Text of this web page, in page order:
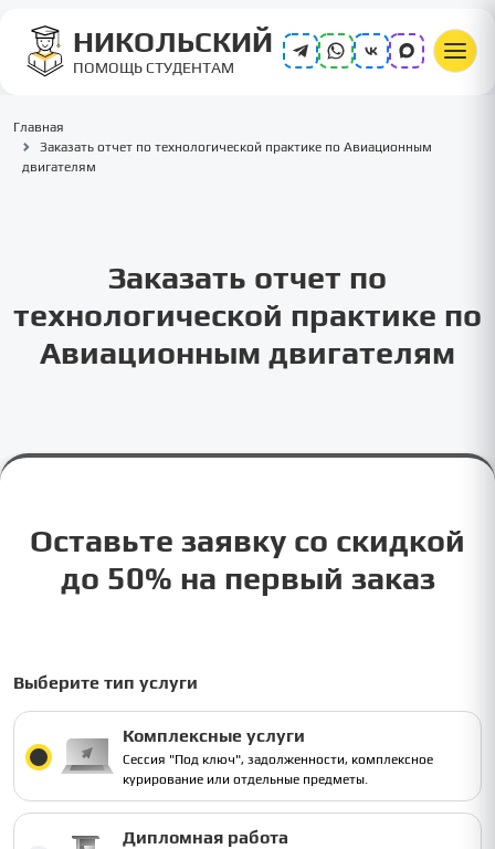
НИКОЛЬСКИЙ
ПОМОЩЬ СТУДЕНТАМ
Главная
Заказать отчет по технологической практике по Авиационным
двигателям
Заказать отчет по
технологической практике по
Авиационным двигателям
Оставьте заявку со скидкой
до 50% на первый заказ
Выберите тип услуги
Комплексные услуги
Сессия "Под ключ", задолженности, комплексное
курирование или отдельные предметы.
Дипломная работа